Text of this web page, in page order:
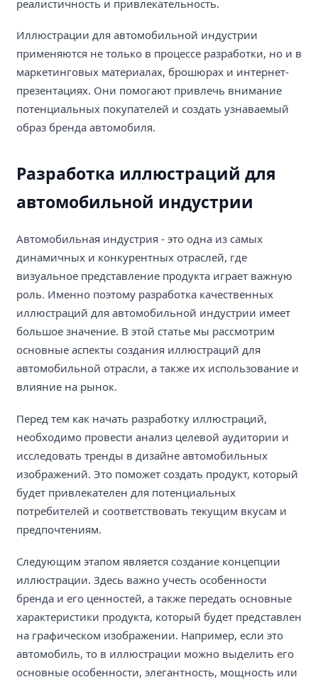
реалистичность и привлекательность.
Иллюстрации для автомобильной индустрии
применяются не только в процессе разработки, но и в
маркетинговых материалах, брошюрах и интернет-
презентациях. Они помогают привлечь внимание
потенциальных покупателей и создать узнаваемый
образ бренда автомобиля.
Разработка иллюстраций для
автомобильной индустрии
Автомобильная индустрия - это одна из самых
динамичных и конкурентных отраслей, где
визуальное представление продукта играет важную
роль. Именно поэтому разработка качественных
иллюстраций для автомобильной индустрии имеет
большое значение. В этой статье мы рассмотрим
основные аспекты создания иллюстраций для
автомобильной отрасли, а также их использование и
влияние на рынок.
Перед тем как начать разработку иллюстраций,
необходимо провести анализ целевой аудитории и
исследовать тренды в дизайне автомобильных
изображений. Это поможет создать продукт, который
будет привлекателен для потенциальных
потребителей и соответствовать текущим вкусам и
предпочтениям.
Следующим этапом является создание концепции
иллюстрации. Здесь важно учесть особенности
бренда и его ценностей, а также передать основные
характеристики продукта, который будет представлен
на графическом изображении. Например, если это
автомобиль, то в иллюстрации можно выделить его
основные особенности, элегантность, мощность или